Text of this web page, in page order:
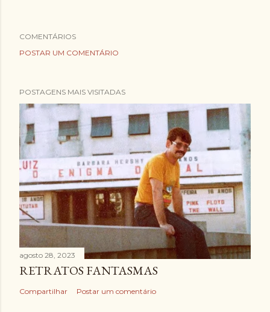
COMENTÁRIOS
POSTAR UM COMENTÁRIO
POSTAGENS MAIS VISITADAS
agosto 28, 2023
RETRATOS FANTASMAS
Compartilhar Postar um comentário